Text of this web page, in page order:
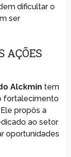
dificultar o
ser
AÇÕES
Alckmin tem
fortalecimento
propôs a
ao setor
oportunidades